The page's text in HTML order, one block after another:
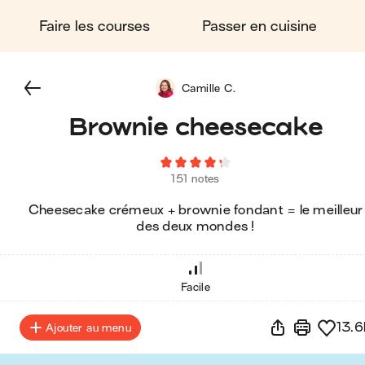
Faire les courses Passer en cuisine
Brownie cheesecake
151 notes
Cheesecake crémeux + brownie fondant = le meilleur
des deux mondes !
Camille C.
Facile
Ajouter au menu